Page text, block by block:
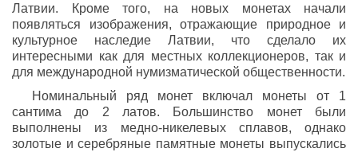
Латвии. Кроме того, на новых монетах начали
появляться изображения, отражающие природное и
культурное наследие Латвии, что сделало их
интересными как для местных коллекционеров, так и
для международной нумизматической общественности.
Номинальный ряд монет включал монеты от 1
сантима до 2 латов. Большинство монет были
выполнены из медно-никелевых сплавов, однако
золотые и серебряные памятные монеты выпускались